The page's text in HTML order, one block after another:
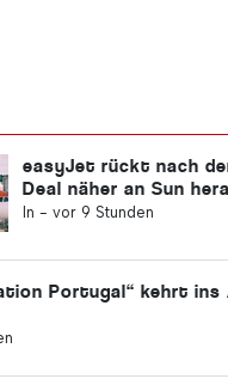
easyJet rückt nach
Deal näher an Sun
In - vor 9 Stunden
Portugal“ kehrt ins